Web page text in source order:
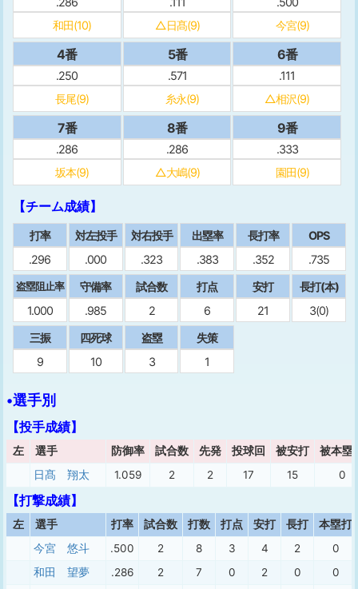
和田(10)
△日髙(9)
今宮(9)
4番
.250
長尾(9)
5番
.571
糸永(9)
6番
.111
△相沢(9)
7番
.286
坂本(9)
8番
.286
△大嶋(9)
9番
.333
園田(9)
【チーム成績】
打率
.296
対左投手
.000
対右投手
.323
出塁率
.383
⻑打率
.352
OPS
.735
盗塁阻止率
1.000
守備率
.985
試合数
2
打点
6
安打
21
⻑打(本)
3(0)
三振
9
四死球
10
盗塁
3
失策
1
•選手別
【投手成績】
左 選手 防御率 試合数 先発 投球回 被安打
被本塁
日髙 翔太
1.059 2 2 17 15 0
【打撃成績】
左 選手 打率 試合数 打数 打点 安打 長打
本塁打
今宮 悠斗
.500 2 8 3 4 2
0
和田 望夢
.286 2 7 0 2 0
0